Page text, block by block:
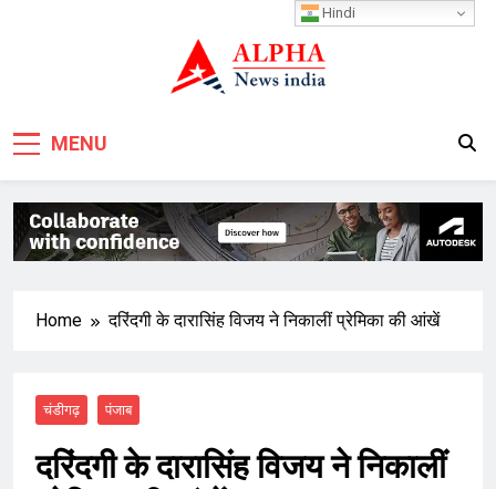
MENU
Home दरिंदगी के दारासिंह विजय ने निकालीं प्रेमिका की आंखें
चंडीगढ़ पंजाब
दरिंदगी के दारासिंह विजय ने निकालीं
Hindi